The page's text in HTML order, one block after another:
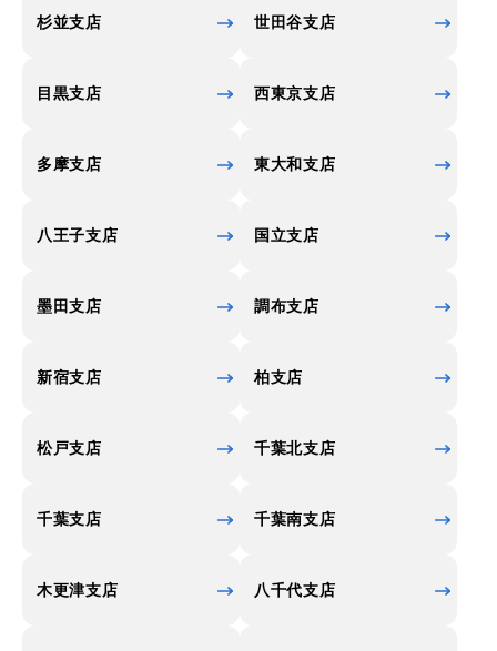
杉並支店 世田谷支店
目黒支店 西東京支店
多摩支店 東大和支店
八王子支店 国立支店
墨田支店 調布支店
新宿支店 柏支店
松戸支店 千葉北支店
千葉支店 千葉南支店
木更津支店 八千代支店